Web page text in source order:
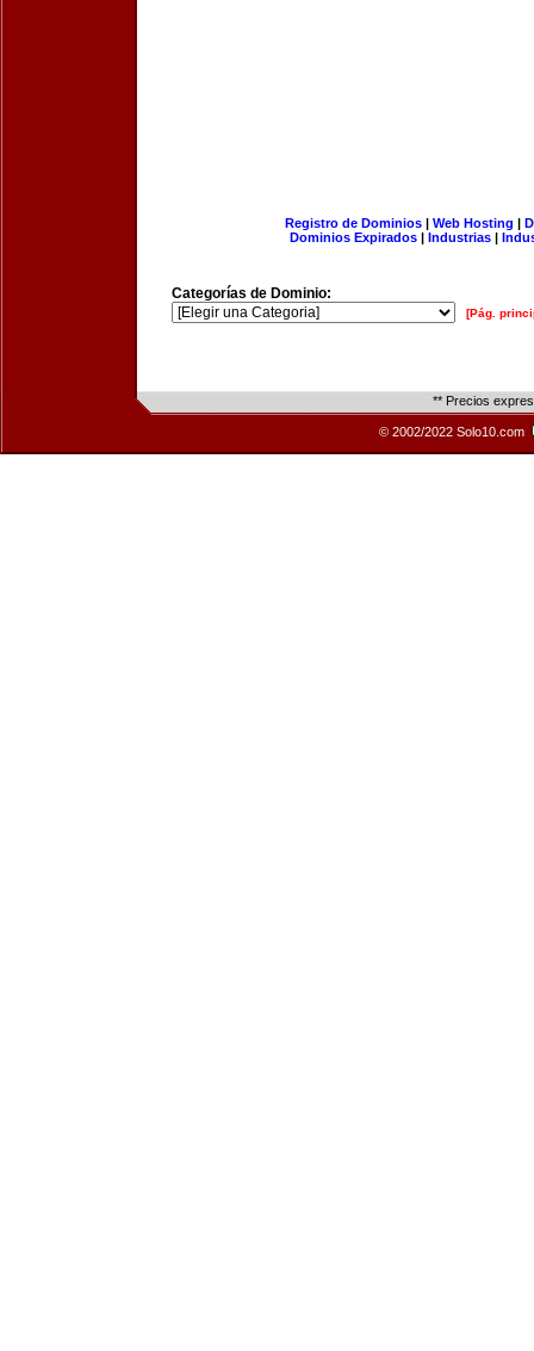
Registro de Dominios| Web Hosting |
Dominios Expirados | Industrias |
Categorías de Dominio:
[Pág.
** Precios
© 2002/2022 Solo10.com